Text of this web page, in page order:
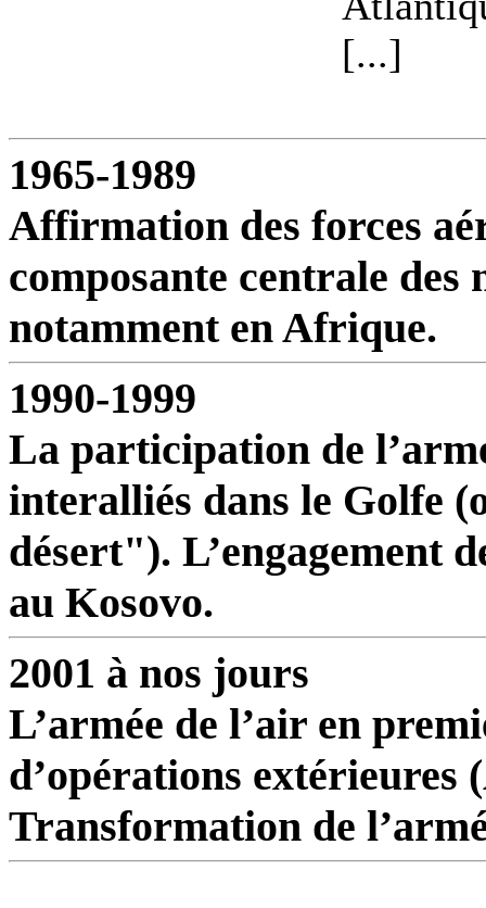
[...]
1965-1989
Affirmation des forces
composante centrale des
notamment en Afrique.
1990-1999
La participation de
interalliés dans le Golfe
désert"). L’engagement
au Kosovo.
2001 à nos jours
L’armée de l’air en
d’opérations
Transformation de